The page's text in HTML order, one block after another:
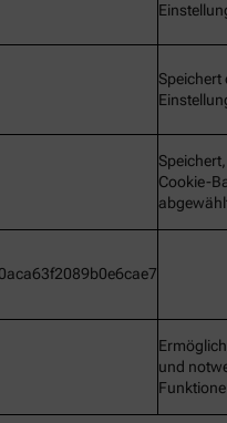
Speichert
Cookie-
und